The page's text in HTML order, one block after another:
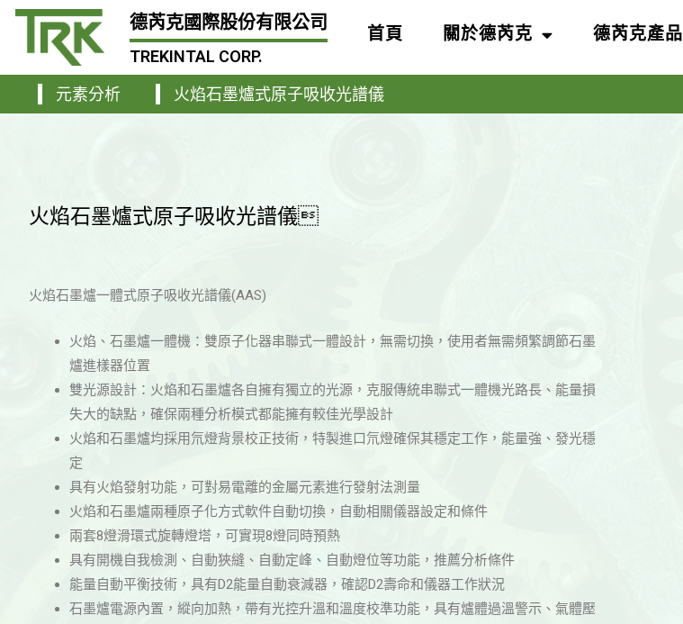
德芮克國際股份有限公司
TREKINTAL CORP.
首頁 關於德芮克 德芮克產品
元素分析 火焰石墨爐式原子吸收光譜儀
火焰石墨爐式原子吸收光譜儀
火焰石墨爐一體式原子吸收光譜儀(AAS)
火焰、石墨爐一體機：雙原子化器串聯式一體設計，無需切換，使用者無需頻繁調節石墨
爐進樣器位置
雙光源設計：火焰和石墨爐各自擁有獨立的光源，克服傳統串聯式一體機光路長、能量損
失大的缺點，確保兩種分析模式都能擁有較佳光學設計
火焰和石墨爐均採用氘燈背景校正技術，特製進口氘燈確保其穩定工作，能量強、發光穩
定
具有火焰發射功能，可對易電離的金屬元素進行發射法測量
火焰和石墨爐兩種原子化方式軟件自動切換，自動相關儀器設定和條件
兩套8燈滑環式旋轉燈塔，可實現8燈同時預熱
具有開機自我檢測、自動狹縫、自動定峰、自動燈位等功能，推薦分析條件
能量自動平衡技術，具有D2能量自動衰減器，確認D2壽命和儀器工作狀況
石墨爐電源內置，縱向加熱，帶有光控升溫和溫度校準功能，具有爐體過溫警示、氣體壓